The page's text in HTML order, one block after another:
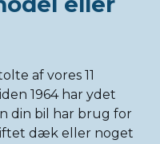
af vores 11
1964 har ydet
din bil har brug for
dæk eller noget